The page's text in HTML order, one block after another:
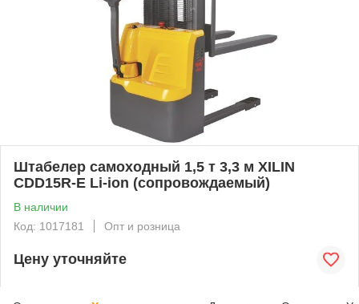
Штабелер самоходный 1,5 т 3,3 м XILIN
CDD15R-E Li-ion (сопровождаемый)
В наличии
Код: 1017181
Опт и розница
Цену уточняйте